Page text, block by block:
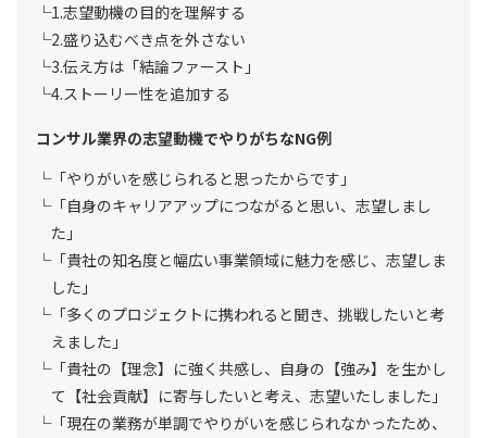
1.志望動機の目的を理解する
2.盛り込むべき点を外さない
3.伝え方は「結論ファースト」
4.ストーリー性を追加する
コンサル業界の志望動機でやりがちなNG例
「やりがいを感じられると思ったからです」
「自身のキャリアアップにつながると思い、志望しまし
た」
「貴社の知名度と幅広い事業領域に魅力を感じ、志望しま
した」
「多くのプロジェクトに携われると聞き、挑戦したいと考
えました」
「貴社の【理念】に強く共感し、自身の【強み】を生かし
て【社会貢献】に寄与したいと考え、志望いたしました」
「現在の業務が単調でやりがいを感じられなかったため、